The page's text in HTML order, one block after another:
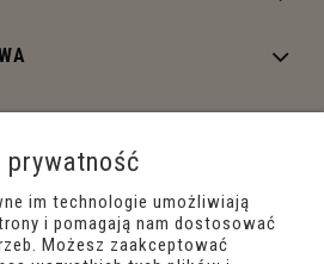
prywatność
im technologie umożliwiają
i pomagają nam dostosować
Możesz zaakceptować